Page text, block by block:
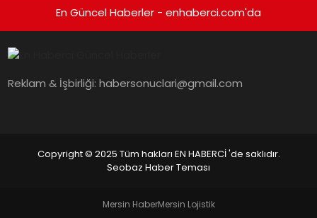
En Güncel Haberler - enhaberci.com'da
Reklam & İşbirliği:habersonuclari@gmail.com
Copyright © 2025 Tüm hakları EN HABERCİ 'de saklıdır.
Seobaz Haber Teması
Mersin HaberMersin Lojistik